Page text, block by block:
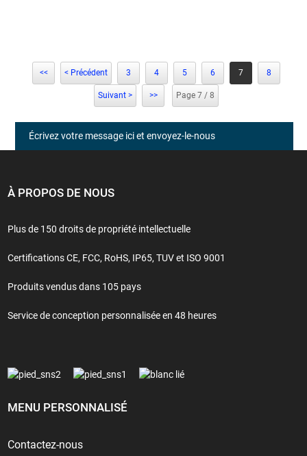
<< < Précédent 3 4 5 6 7 8
Suivant > >> Page 7 / 8
Écrivez votre message ici et envoyez-le-nous
À PROPOS DE NOUS
Plus de 150 droits de propriété intellectuelle
Certifications CE, FCC, RoHS, IP65, TUV et ISO 9001
Produits vendus dans 105 pays
Service de conception personnalisée en 48 heures
MENU PERSONNALISÉ
Contactez-nous